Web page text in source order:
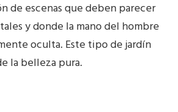
de escenas que deben parecer
y donde la mano del hombre
oculta. Este tipo de jardín
la belleza pura.